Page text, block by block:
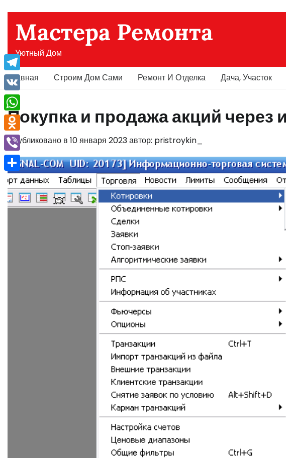
содержимому
Мастера Ремонта
Уютный Дом
Главная Строим Дом Сами Ремонт И Отделка Дача, Участок
Покупка и продажа акций через
Опубликовано в 10 января 2023автор: pristroykin_
Telegram
VK
WhatsApp
Odnoklassniki
Viber
Отправить